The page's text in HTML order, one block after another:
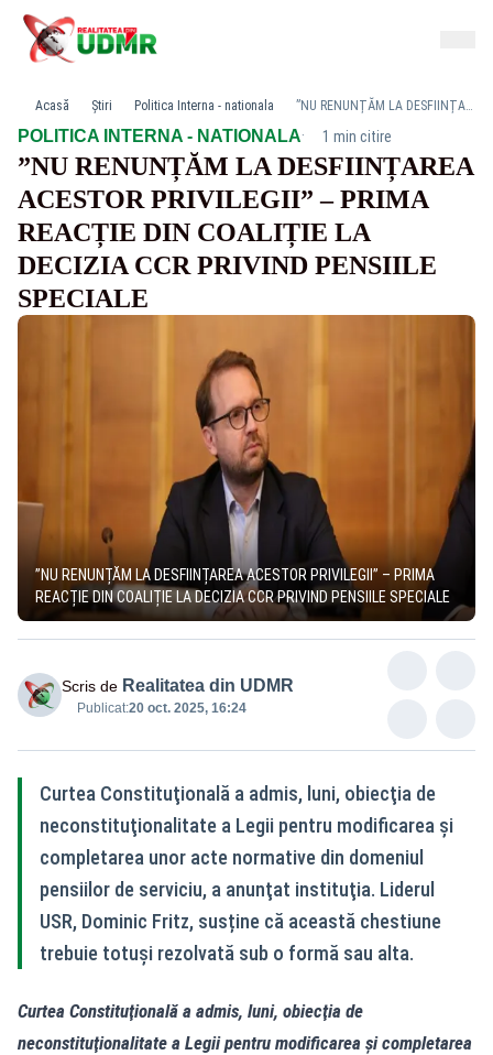
Acasă Știri Politica Interna - nationala ”NU RENUNȚĂM LA DESFIINȚAREA ACESTOR PRIVILEGII” – PRIMA REACȚIE DIN COALIȚIE LA DECIZIA CCR PRIVIND PENSIILE SPECIALE
POLITICA INTERNA - NATIONALA· 1 min citire
”NU RENUNȚĂM LA DESFIINȚAREA
ACESTOR PRIVILEGII” – PRIMA
REACȚIE DIN COALIȚIE LA
DECIZIA CCR PRIVIND PENSIILE
SPECIALE
”NU RENUNȚĂM LA DESFIINȚAREA ACESTOR PRIVILEGII” – PRIMA
REACȚIE DIN COALIȚIE LA DECIZIA CCR PRIVIND PENSIILE SPECIALE
Scris de Realitatea din UDMR
Publicat:20 oct. 2025, 16:24
Curtea Constituţională a admis, luni, obiecţia de
neconstituţionalitate a Legii pentru modificarea şi
completarea unor acte normative din domeniul
pensiilor de serviciu, a anunţat instituţia. Liderul
USR, Dominic Fritz, susține că această chestiune
trebuie totuși rezolvată sub o formă sau alta.
Curtea Constituţională a admis, luni, obiecţia de
neconstituţionalitate a Legii pentru modificarea şi completarea